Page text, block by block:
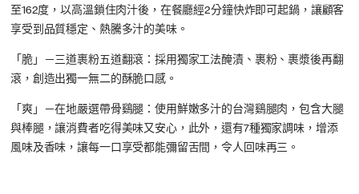
至162度，以高溫鎖住肉汁後，在餐廳經2分鐘快炸即可起鍋，讓顧客
享受到品質穩定、熱騰多汁的美味。
「脆」－三道裹粉五道翻滾：採用獨家工法醃漬、裹粉、裹漿後再翻
滾，創造出獨一無二的酥脆口感。
「爽」－在地嚴選帶骨鷄腿：使用鮮嫩多汁的台灣鷄腿肉，包含大腿
與棒腿，讓消費者吃得美味又安心，此外，還有7種獨家調味，增添
風味及香味，讓每一口享受都能彌留舌間，令人回味再三。